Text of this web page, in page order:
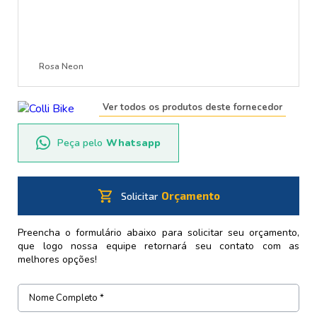
Rosa Neon
Ver todos os produtos deste fornecedor
Peça pelo Whatsapp
shopping_cart Solicitar Orçamento
Preencha o formulário abaixo para solicitar seu orçamento,
que logo nossa equipe retornará seu contato com as
melhores opções!